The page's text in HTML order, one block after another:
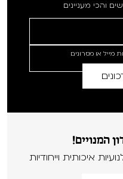
והכי מעניינים
מייל או מסרונים
המנויים!
איכותית וייחודיות